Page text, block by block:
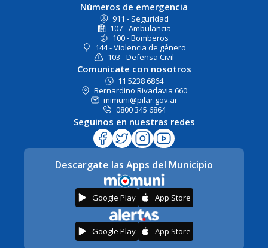
Números de emergencia
911 - Seguridad
107 - Ambulancia
100 - Bomberos
144 - Violencia de género
103 - Defensa Civil
Comunicate con nosotros
11 5238 6864
Bernardino Rivadavia 660
mimuni@pilar.gov.ar
0800 345 6864
Seguinos en nuestras redes
Descargate las Apps del Municipio
Google Play App Store
Google Play App Store